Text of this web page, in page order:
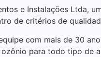
e Instalações Ltda,
de critérios de
com mais de 30
para todo tipo de